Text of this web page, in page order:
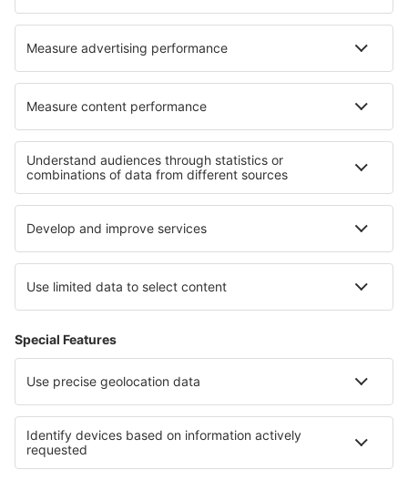
Hotel in Mont-près-Chambord
I migliori hotel - zone
Hotel in Phangan Hotel on Ko Chang
Hotel a Chiang Mai Hotel in Khao Yai National Park
Hotel a Phuket Province Hotel a Lesina
Hotel in Campeche Hotel in Salzburg Region
Hotel a Parco nazionale Folgefonna Hotel a Torres del Paine